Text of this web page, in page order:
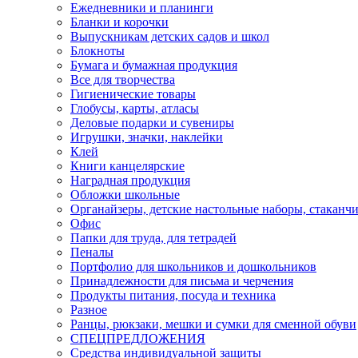
Ежедневники и планинги
Бланки и корочки
Выпускникам детских садов и школ
Блокноты
Бумага и бумажная продукция
Все для творчества
Гигиенические товары
Глобусы, карты, атласы
Деловые подарки и сувениры
Игрушки, значки, наклейки
Клей
Книги канцелярские
Наградная продукция
Обложки школьные
Органайзеры, детские настольные наборы,
Офис
Папки для труда, для тетрадей
Пеналы
Портфолио для школьников и дошкольников
Принадлежности для письма и черчения
Продукты питания, посуда и техника
Разное
Ранцы, рюкзаки, мешки и сумки для сменной обуви
СПЕЦПРЕДЛОЖЕНИЯ
Средства индивидуальной защиты